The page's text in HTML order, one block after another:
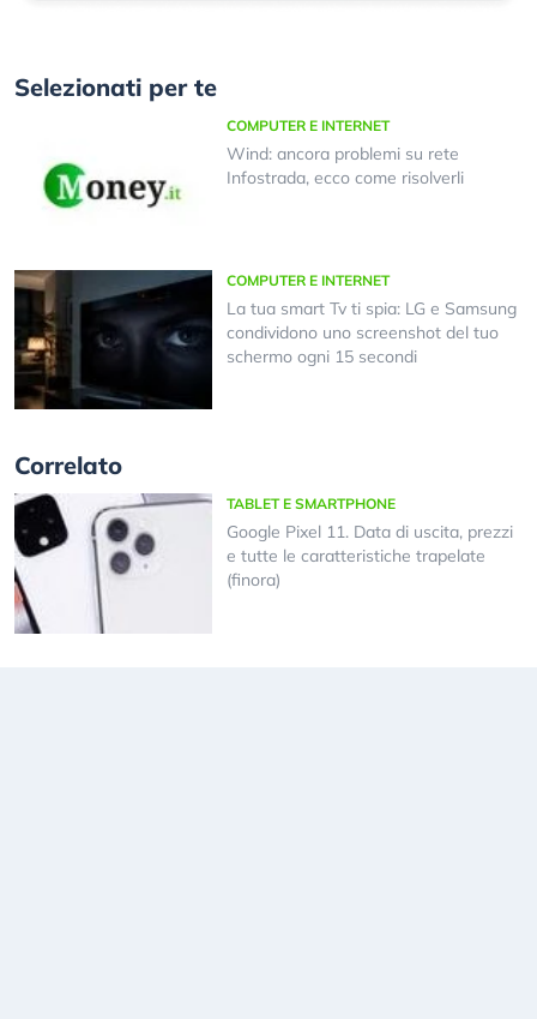
Selezionati per te
COMPUTER E INTERNET
Wind: ancora problemi su rete
Infostrada, ecco come risolverli
COMPUTER E INTERNET
La tua smart Tv ti spia: LG e Samsung
condividono uno screenshot del tuo
schermo ogni 15 secondi
Correlato
TABLET E SMARTPHONE
Google Pixel 11. Data di uscita, prezzi
e tutte le caratteristiche trapelate
(finora)